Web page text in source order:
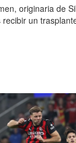
originaria de
un